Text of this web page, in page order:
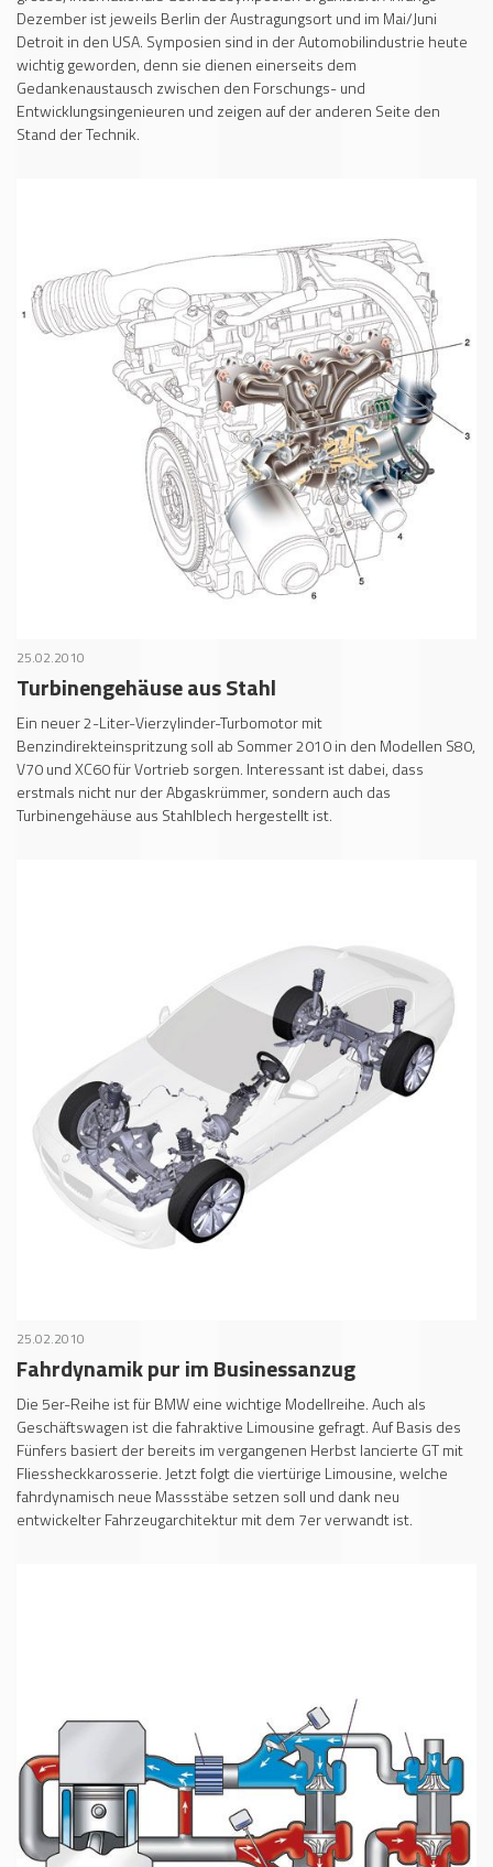
Dezember ist jeweils Berlin der Austragungsort und im Mai/Juni
Detroit in den USA. Symposien sind in der Automobilindustrie heute
wichtig geworden, denn sie dienen einerseits dem
Gedankenaustausch zwischen den Forschungs- und
Entwicklungsingenieuren und zeigen auf der anderen Seite den
Stand der Technik.
25.02.2010
Turbinengehäuse aus Stahl
Ein neuer 2-Liter-Vierzylinder-Turbomotor mit
Benzindirekteinspritzung soll ab Sommer 2010 in den Modellen S80,
V70 und XC60 für Vortrieb sorgen. Interessant ist dabei, dass
erstmals nicht nur der Abgaskrümmer, sondern auch das
Turbinengehäuse aus Stahlblech hergestellt ist.
25.02.2010
Fahrdynamik pur im Businessanzug
Die 5er-Reihe ist für BMW eine wichtige Modellreihe. Auch als
Geschäftswagen ist die fahraktive Limousine gefragt. Auf Basis des
Fünfers basiert der bereits im vergangenen Herbst lancierte GT mit
Fliessheckkarosserie. Jetzt folgt die viertürige Limousine, welche
fahrdynamisch neue Massstäbe setzen soll und dank neu
entwickelter Fahrzeugarchitektur mit dem 7er verwandt ist.